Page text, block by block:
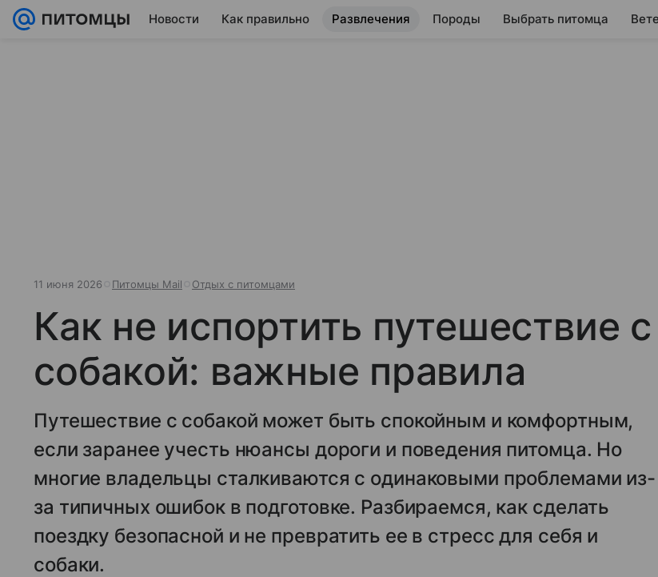
Новости Как правильно Развлечения Породы Выбрать питомца
11 июня 2026 Питомцы Mail Отдых с питомцами
Как не испортить путешествие с
собакой: важные правила
Путешествие с собакой может быть спокойным и комфортным,
если заранее учесть нюансы дороги и поведения питомца. Но
многие владельцы сталкиваются с одинаковыми проблемами из-
за типичных ошибок в подготовке. Разбираемся, как сделать
поездку безопасной и не превратить ее в стресс для себя и
собаки.